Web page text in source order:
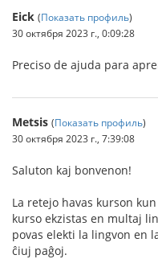
Eick (Показать профиль)
30 октября 2023 г., 0:09:28
Preciso de ajuda para
Metsis (Показать профиль)
30 октября 2023 г., 7:39:08
Saluton kaj bonvenon!
La retejo havas kurson
kurso ekzistas en multaj
povas elekti la lingvon en
ĉiuj paĝoj.